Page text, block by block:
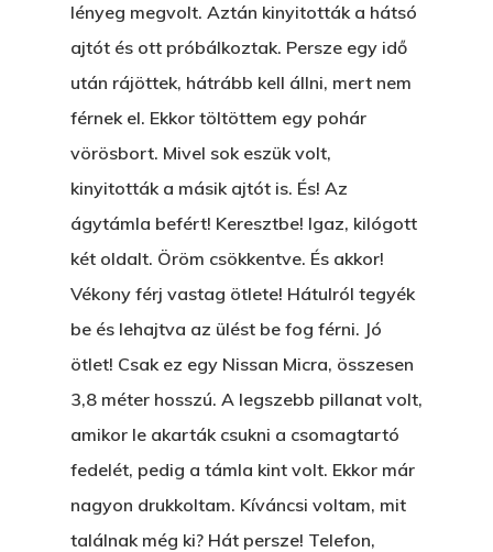
lényeg megvolt. Aztán kinyitották a hátsó
ajtót és ott próbálkoztak. Persze egy idő
után rájöttek, hátrább kell állni, mert nem
férnek el. Ekkor töltöttem egy pohár
vörösbort. Mivel sok eszük volt,
kinyitották a másik ajtót is. És! Az
ágytámla befért! Keresztbe! Igaz, kilógott
két oldalt. Öröm csökkentve. És akkor!
Vékony férj vastag ötlete! Hátulról tegyék
be és lehajtva az ülést be fog férni. Jó
ötlet! Csak ez egy Nissan Micra, összesen
3,8 méter hosszú. A legszebb pillanat volt,
amikor le akarták csukni a csomagtartó
fedelét, pedig a támla kint volt. Ekkor már
nagyon drukkoltam. Kíváncsi voltam, mit
találnak még ki? Hát persze! Telefon,
GYERE VELEM
KÖNYVESBOLTBA,
A „BECSÜLETES”
Kartalherczeghy